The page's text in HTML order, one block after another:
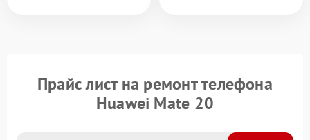
Прайс лист на ремонт телефона
Huawei Mate 20